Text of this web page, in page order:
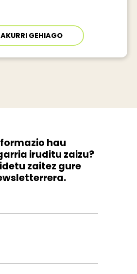
GEHIAGO
hau
iruditu zaizu?
zaitez gure